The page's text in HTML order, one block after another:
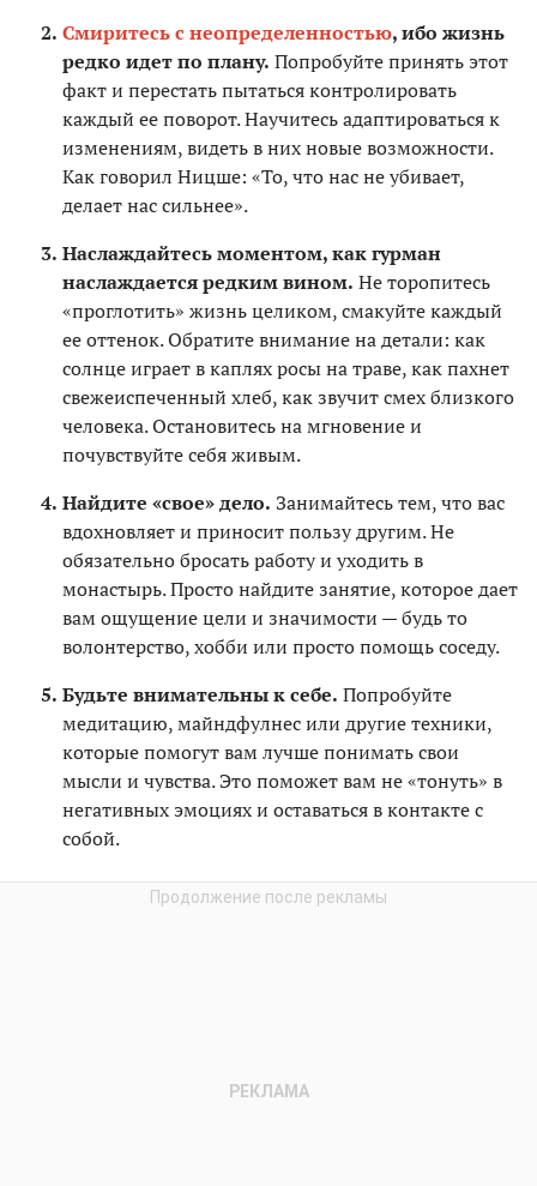
Смиритесь с неопределенностью, ибо жизнь
редко идет по плану. Попробуйте принять этот
факт и перестать пытаться контролировать
каждый ее поворот. Научитесь адаптироваться к
изменениям, видеть в них новые возможности.
Как говорил Ницше: «То, что нас не убивает,
делает нас сильнее».
Наслаждайтесь моментом, как гурман
наслаждается редким вином. Не торопитесь
«проглотить» жизнь целиком, смакуйте каждый
ее оттенок. Обратите внимание на детали: как
солнце играет в каплях росы на траве, как пахнет
свежеиспеченный хлеб, как звучит смех близкого
человека. Остановитесь на мгновение и
почувствуйте себя живым.
Найдите «свое» дело. Занимайтесь тем, что вас
вдохновляет и приносит пользу другим. Не
обязательно бросать работу и уходить в
монастырь. Просто найдите занятие, которое дает
вам ощущение цели и значимости — будь то
волонтерство, хобби или просто помощь соседу.
Будьте внимательны к себе. Попробуйте
медитацию, майндфулнес или другие техники,
которые помогут вам лучше понимать свои
мысли и чувства. Это поможет вам не «тонуть» в
негативных эмоциях и оставаться в контакте с
собой.